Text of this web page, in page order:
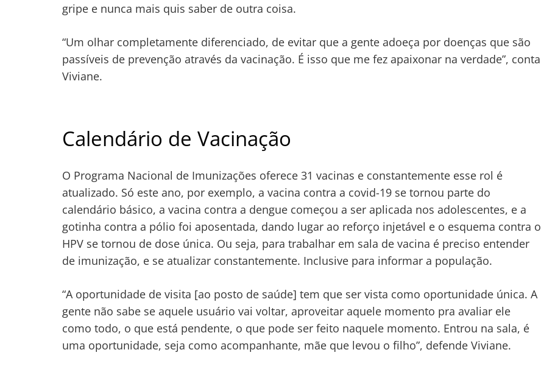
gripe e nunca mais quis saber de outra coisa.
“Um olhar completamente diferenciado, de evitar que a gente adoeça por doenças que são
passíveis de prevenção através da vacinação. É isso que me fez apaixonar na verdade”, conta
Viviane.
Calendário de Vacinação
O Programa Nacional de Imunizações oferece 31 vacinas e constantemente esse rol é
atualizado. Só este ano, por exemplo, a vacina contra a covid-19 se tornou parte do
calendário básico, a vacina contra a dengue começou a ser aplicada nos adolescentes, e a
gotinha contra a pólio foi aposentada, dando lugar ao reforço injetável e o esquema contra o
HPV se tornou de dose única. Ou seja, para trabalhar em sala de vacina é preciso entender
de imunização, e se atualizar constantemente. Inclusive para informar a população.
“A oportunidade de visita [ao posto de saúde] tem que ser vista como oportunidade única. A
gente não sabe se aquele usuário vai voltar, aproveitar aquele momento pra avaliar ele
como todo, o que está pendente, o que pode ser feito naquele momento. Entrou na sala, é
uma oportunidade, seja como acompanhante, mãe que levou o filho”, defende Viviane.
Navegação